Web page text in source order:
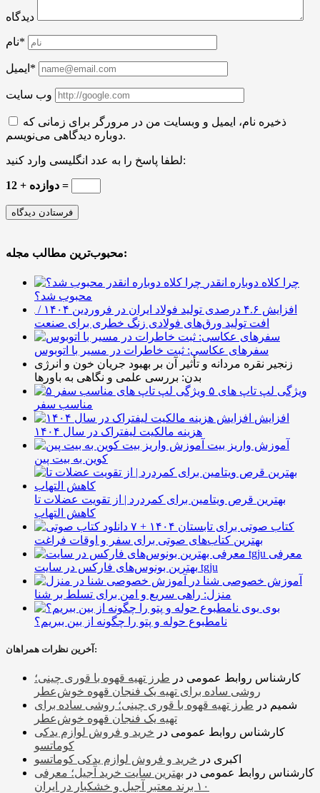
دیدگاه
نام*
ایمیل*
وب سایت
ذخیره نام، ایمیل و وبسایت من در مرورگر برای زمانی که
دوباره دیدگاهی می‌نویسم.
لطفا پاسخ را به عدد انگلیسی وارد کنید:
دوازده + 12 =
محبوب‌ترین مطالب مجله:
چرا کلاه دوباره انقدر
محبوب شد؟
افزایش ۴.۶ درصدی تولید فولاد ایران در فروردین ۱۴۰۴ /
افت تولید ورق‌های فولادی زنگ خطری برای صنعت
سفرهای عکاسی: ثبت خاطرات در مسیر با اتوبوس
زنجیر نقره مردانه و تأثیر آن بر بهبود جریان خون و انرژی
بدن: بررسی علمی و نگاهی به باورها
۵ ویژگی لپ تاپ های
مناسب سفر
افزایش
هزینه مالکیت لیفتراک در سال ۱۴۰۴
آموزش واریز بیت
کوین به بیت پین
بهترین قرص ویتامین برای کمردرد | از تقویت عضلات تا
کاهش التهاب
۷ کتاب صوتی برای تابستان ۱۴۰۴ +
بهترین کتاب‌های صوتی برای سفر و اوقات فراغت
معرفی
بهترین بونوس‌های فارکس در سایت tgju
آموزش خصوصی شنا در
منزل: راهی سریع و امن برای تسلط بر شنا
بوی
نامطبوع حوله و پتو را چگونه از بین ببریم؟
آخرین نظرات همراهان:
کارشناس روابط عمومی در طرز تهیه قهوه با قوری چینی؛
روشی ساده برای تهیه یک فنجان قهوه خوش‌عطر
شمیم در طرز تهیه قهوه با قوری چینی؛ روشی ساده برای
تهیه یک فنجان قهوه خوش‌عطر
کارشناس روابط عمومی در خرید و فروش لوازم یدکی
کوماتسو
اکبری در خرید و فروش لوازم یدکی کوماتسو
کارشناس روابط عمومی در بهترین سایت خرید آجیل؛ معرفی
۱۰ برند معتبر آجیل و خشکبار در ایران